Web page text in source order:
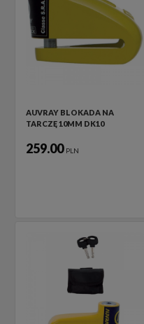
AUVRAY BLOKADA NA
TARCZĘ 10MM DK10
259.00 PLN